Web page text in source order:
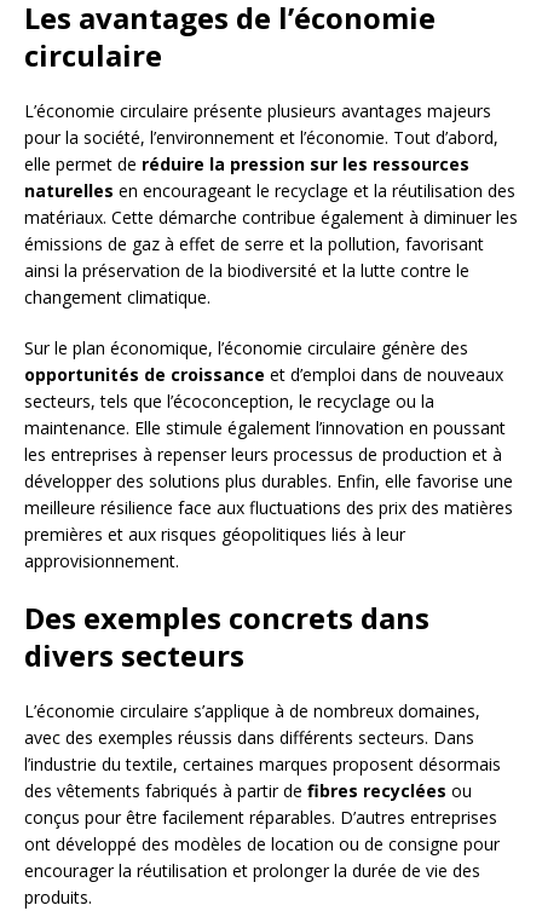
Les avantages de l’économie
circulaire
L’économie circulaire présente plusieurs avantages majeurs
pour la société, l’environnement et l’économie. Tout d’abord,
elle permet de réduire la pression sur les ressources
naturelles en encourageant le recyclage et la réutilisation des
matériaux. Cette démarche contribue également à diminuer les
émissions de gaz à effet de serre et la pollution, favorisant
ainsi la préservation de la biodiversité et la lutte contre le
changement climatique.
Sur le plan économique, l’économie circulaire génère des
opportunités de croissance et d’emploi dans de nouveaux
secteurs, tels que l’écoconception, le recyclage ou la
maintenance. Elle stimule également l’innovation en poussant
les entreprises à repenser leurs processus de production et à
développer des solutions plus durables. Enfin, elle favorise une
meilleure résilience face aux fluctuations des prix des matières
premières et aux risques géopolitiques liés à leur
approvisionnement.
Des exemples concrets dans
divers secteurs
L’économie circulaire s’applique à de nombreux domaines,
avec des exemples réussis dans différents secteurs. Dans
l’industrie du textile, certaines marques proposent désormais
des vêtements fabriqués à partir de fibres recyclées ou
conçus pour être facilement réparables. D’autres entreprises
ont développé des modèles de location ou de consigne pour
encourager la réutilisation et prolonger la durée de vie des
produits.